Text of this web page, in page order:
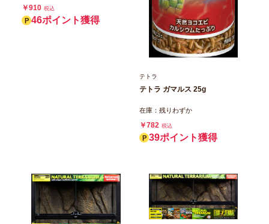
￥910 税込
46ポイント獲得
テトラ
テトラ ガマルス 25g
在庫：残りわずか
￥782 税込
39ポイント獲得